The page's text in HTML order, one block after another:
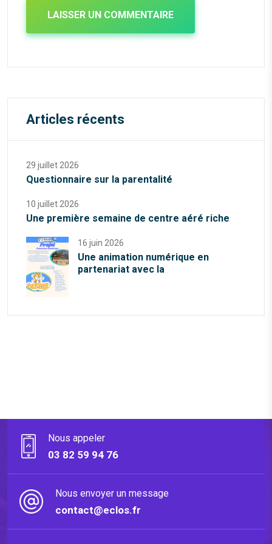
Articles récents
29 juillet 2026
Questionnaire sur la parentalité
10 juillet 2026
Une première semaine de centre aéré riche
16 juin 2026
Une animation numérique en
partenariat avec la
Nous appeler
03 82 59 94 76
Nous envoyer un message
contact@eclos.fr